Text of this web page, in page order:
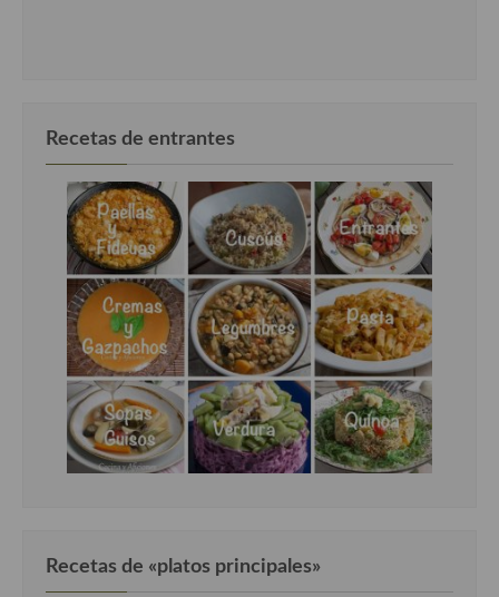
Recetas de entrantes
Recetas de «platos principales»